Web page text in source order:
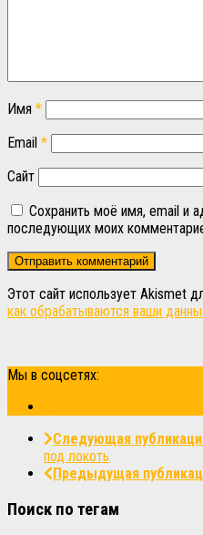
Имя *
Email *
Сайт
Сохранить моё имя, email и
последующих моих
Этот сайт использует Akismet
как обрабатываются ваши
Мы в соцсетях:
Следующая
под локоть
Предыдущая
Поиск по тегам